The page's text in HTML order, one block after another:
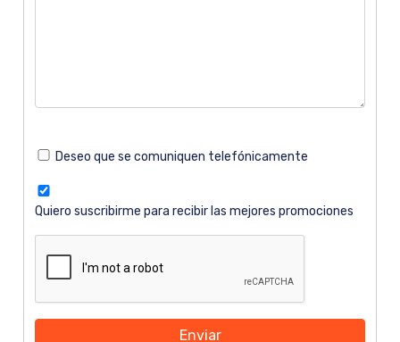
Deseo que se comuniquen telefónicamente
Quiero suscribirme para recibir las mejores promociones